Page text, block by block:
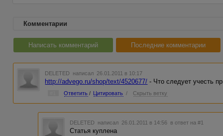
Комментарии
Написать комментарий Последние комментарии
DELETED написал 26.01.2011 в 10:17
http://advego.ru/shop/text/4520677/ - Что следует учесть
Ответить / Цитировать / Скрыть ветку
DELETED написал 26.01.2011 в 14:56 в ответ на #1
Статья куплена